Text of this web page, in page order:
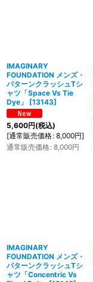
IMAGINARY
FOUNDATION メンズ・
パターンクラッシュTシ
ャツ「Space Vs Tie
Dye」
[13143]
5,600円(税込)
[通常販売価格: 8,000円]
通常販売価格: 8,000円
IMAGINARY
FOUNDATION メンズ・
パターンクラッシュTシ
ャツ「Concentric Vs